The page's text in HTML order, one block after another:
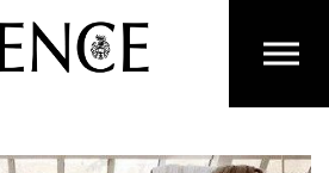
en ga direct naar de inhoud